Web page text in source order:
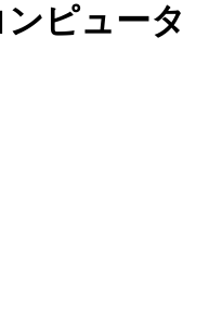
ピュータ